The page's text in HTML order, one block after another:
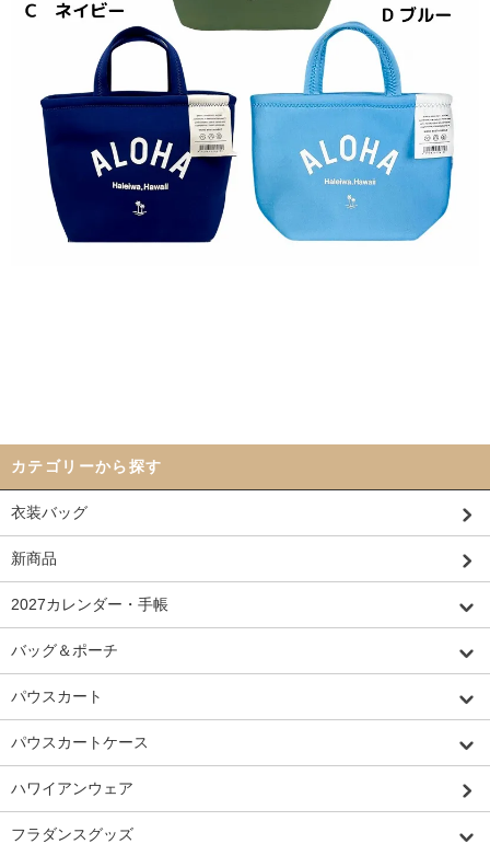
カテゴリーから探す
衣装バッグ
新商品
2027カレンダー・手帳
バッグ＆ポーチ
パウスカート
パウスカートケース
ハワイアンウェア
フラダンスグッズ